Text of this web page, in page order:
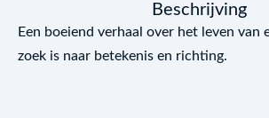
Beschrijving
Een boeiend verhaal over het leven van
zoek is naar betekenis en richting.